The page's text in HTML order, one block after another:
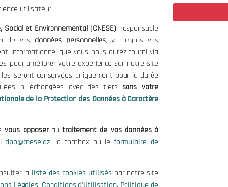
(+213) 021 98 01 00|01|02
utilisateur.
Social et Environnemental (CNESE), responsable
de vos données personnelles, y compris vos
informationnel que vous nous aurez fourni via
pour améliorer votre expérience sur notre site
seront conservées uniquement pour la durée
ni échangées avec des tierssans votre
de la Protection des Données à Caractère
vous opposerautraitement de vos données à
dpo@cnese.dz, la chatbox ou leformulaire de
la liste des cookies utilisés par notre site
Légales, Conditions d'Utilisation, Politique de